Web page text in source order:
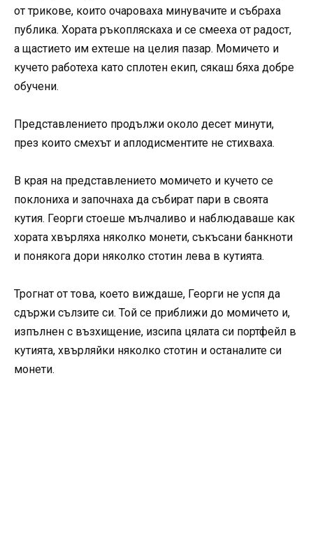
от трикове, които очароваха минувачите и събраха
публика. Хората ръкопляскаха и се смееха от радост,
а щастието им ехтеше на целия пазар. Момичето и
кучето работеха като сплотен екип, сякаш бяха добре
обучени.
Представлението продължи около десет минути,
през които смехът и аплодисментите не стихваха.
В края на представлението момичето и кучето се
поклониха и започнаха да събират пари в своята
кутия. Георги стоеше мълчаливо и наблюдаваше как
хората хвърляха няколко монети, съкъсани банкноти
и понякога дори няколко стотин лева в кутията.
Трогнат от това, което виждаше, Георги не успя да
сдържи сълзите си. Той се приближи до момичето и,
изпълнен с възхищение, изсипа цялата си портфейл в
кутията, хвърляйки няколко стотин и останалите си
монети.